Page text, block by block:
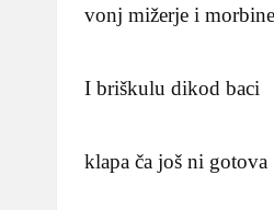
vonj mižerje i
I briškulu dikod baci
klapa ča još ni gotova